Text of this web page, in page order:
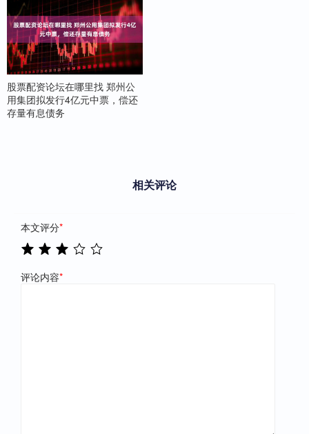
股票配资论坛在哪里找 郑州公
用集团拟发行4亿元中票，偿还
存量有息债务
相关评论
本文评分*
评论内容*